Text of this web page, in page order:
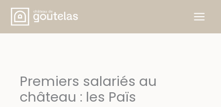
Skip
content
Premiers salariés au
château : les Païs